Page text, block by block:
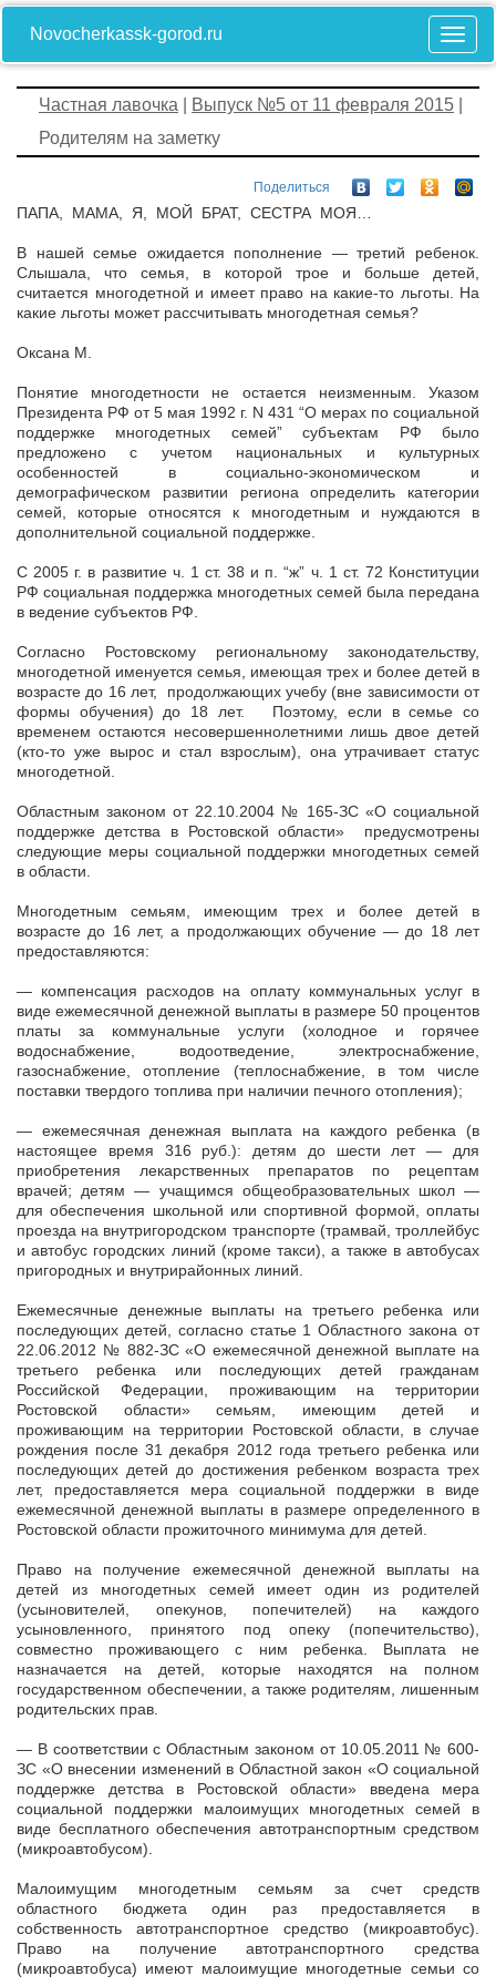
Novocherkassk-gorod.ru
Частная лавочка Выпуск №5 от 11 февраля 2015
Родителям на заметку
Поделиться
ПАПА, МАМА, Я, МОЙ БРАТ, СЕСТРА МОЯ…
В нашей семье ожидается пополнение — третий ребенок.
Слышала, что семья, в которой трое и больше детей,
считается многодетной и имеет право на какие-то льготы. На
какие льготы может рассчитывать многодетная семья?
Оксана М.
Понятие многодетности не остается неизменным. Указом
Президента РФ от 5 мая 1992 г. N 431 “О мерах по социальной
поддержке многодетных семей” субъектам РФ было
предложено с учетом национальных и культурных
особенностей в социально-экономическом и
демографическом развитии региона определить категории
семей, которые относятся к многодетным и нуждаются в
дополнительной социальной поддержке.
С 2005 г. в развитие ч. 1 ст. 38 и п. “ж” ч. 1 ст. 72 Конституции
РФ социальная поддержка многодетных семей была передана
в ведение субъектов РФ.
Согласно Ростовскому региональному законодательству,
многодетной именуется семья, имеющая трех и более детей в
возрасте до 16 лет, продолжающих учебу (вне зависимости от
формы обучения) до 18 лет. Поэтому, если в семье со
временем остаются несовершеннолетними лишь двое детей
(кто-то уже вырос и стал взрослым), она утрачивает статус
многодетной.
Областным законом от 22.10.2004 № 165-ЗС «О социальной
поддержке детства в Ростовской области» предусмотрены
следующие меры социальной поддержки многодетных семей
в области.
Многодетным семьям, имеющим трех и более детей в
возрасте до 16 лет, а продолжающих обучение — до 18 лет
предоставляются:
— компенсация расходов на оплату коммунальных услуг в
виде ежемесячной денежной выплаты в размере 50 процентов
платы за коммунальные услуги (холодное и горячее
водоснабжение, водоотведение, электроснабжение,
газоснабжение, отопление (теплоснабжение, в том числе
поставки твердого топлива при наличии печного отопления);
— ежемесячная денежная выплата на каждого ребенка (в
настоящее время 316 руб.): детям до шести лет — для
приобретения лекарственных препаратов по рецептам
врачей; детям — учащимся общеобразовательных школ —
для обеспечения школьной или спортивной формой, оплаты
проезда на внутригородском транспорте (трамвай, троллейбус
и автобус городских линий (кроме такси), а также в автобусах
пригородных и внутрирайонных линий.
Ежемесячные денежные выплаты на третьего ребенка или
последующих детей, согласно статье 1 Областного закона от
22.06.2012 № 882-ЗС «О ежемесячной денежной выплате на
третьего ребенка или последующих детей гражданам
Российской Федерации, проживающим на территории
Ростовской области» семьям, имеющим детей и
проживающим на территории Ростовской области, в случае
рождения после 31 декабря 2012 года третьего ребенка или
последующих детей до достижения ребенком возраста трех
лет, предоставляется мера социальной поддержки в виде
ежемесячной денежной выплаты в размере определенного в
Ростовской области прожиточного минимума для детей.
Право на получение ежемесячной денежной выплаты на
детей из многодетных семей имеет один из родителей
(усыновителей, опекунов, попечителей) на каждого
усыновленного, принятого под опеку (попечительство),
совместно проживающего с ним ребенка. Выплата не
назначается на детей, которые находятся на полном
государственном обеспечении, а также родителям, лишенным
родительских прав.
— В соответствии с Областным законом от 10.05.2011 № 600-
ЗС «О внесении изменений в Областной закон «О социальной
поддержке детства в Ростовской области» введена мера
социальной поддержки малоимущих многодетных семей в
виде бесплатного обеспечения автотранспортным средством
(микроавтобусом).
Малоимущим многодетным семьям за счет средств
областного бюджета один раз предоставляется в
собственность автотранспортное средство (микроавтобус).
Право на получение автотранспортного средства
(микроавтобуса) имеют малоимущие многодетные семьи со